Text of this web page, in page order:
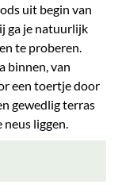
uit begin van
ga je natuurlijk
te proberen.
binnen, van
een toertje door
gewedlig terras
neus liggen.